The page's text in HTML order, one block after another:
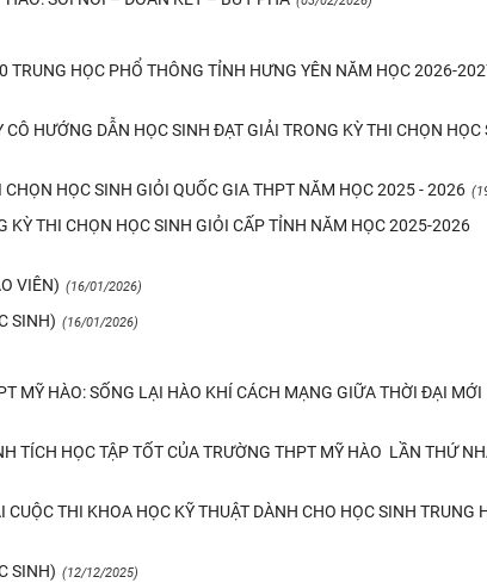
TRUNG HỌC PHỔ THÔNG TỈNH HƯNG YÊN NĂM HỌC 2026-
HƯỚNG DẪN HỌC SINH ĐẠT GIẢI TRONG KỲ THI CHỌN HỌC
HỌC SINH GIỎI QUỐC GIA THPT NĂM HỌC 2025 - 2026
KỲ THI CHỌN HỌC SINH GIỎI CẤP TỈNH NĂM HỌC 2025-2026
VIÊN) (16/01/2026)
SINH) (16/01/2026)
MỸ HÀO: SỐNG LẠI HÀO KHÍ CÁCH MẠNG GIỮA THỜI ĐẠI MỚI
TÍCH HỌC TẬP TỐT CỦA TRƯỜNG THPT MỸ HÀO LẦN THỨ
THI KHOA HỌC KỸ THUẬT DÀNH CHO HỌC SINH TRUNG
SINH) (12/12/2025)
Hoạt động ngoại khóa nhân dịp Noel và
LỄ KỶ NIỆM 38 NĂM NGÀY NHÀ GIÁO